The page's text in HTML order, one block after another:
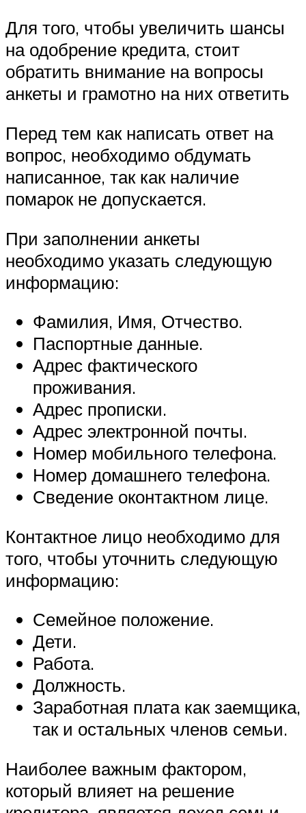
Для того, чтобы увеличить шансы
на одобрение кредита, стоит
обратить внимание на вопросы
анкеты и грамотно на них ответить
Перед тем как написать ответ на
вопрос, необходимо обдумать
написанное, так как наличие
помарок не допускается.
При заполнении анкеты
необходимо указать следующую
информацию:
Фамилия, Имя, Отчество.
Паспортные данные.
Адрес фактического
проживания.
Адрес прописки.
Адрес электронной почты.
Номер мобильного телефона.
Номер домашнего телефона.
Сведение оконтактном лице.
Контактное лицо необходимо для
того, чтобы уточнить следующую
информацию:
Семейное положение.
Дети.
Работа.
Должность.
Заработная плата как заемщика,
так и остальных членов семьи.
Наиболее важным фактором,
который влияет на решение